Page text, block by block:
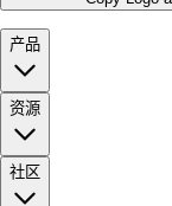
产品
资源
社区